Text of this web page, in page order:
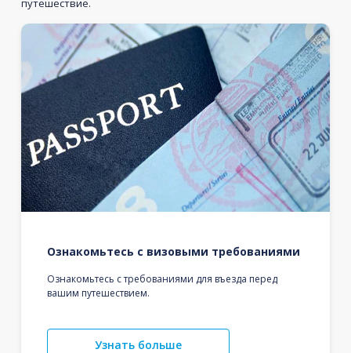
путешествие.
Ознакомьтесь с визовыми требованиями
Ознакомьтесь с требованиями для въезда перед
вашим путешествием.
Узнать больше